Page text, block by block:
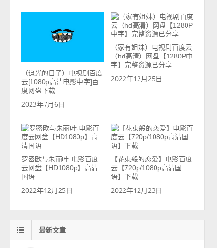
（追光的日子）电视剧百度
云[1080p高清电影中字]百
度网盘下载
2023年7月6日
（家有姐妹）电视剧百度云
（hd高清）网盘【1280P中
字】完整资源已分享
2022年12月25日
罗密欧与朱丽叶-电影百度
云网盘【HD1080p】高清
国语
2022年12月25日
【花束般的恋爱】电影百度
云【720p/1080p高清国
语】下载
2022年12月23日
最新文章